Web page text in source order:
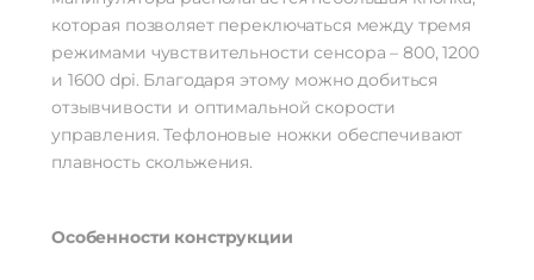
которая позволяет переключаться между тремя
режимами чувствительности сенсора – 800, 1200
и 1600 dpi. Благодаря этому можно добиться
отзывчивости и оптимальной скорости
управления. Тефлоновые ножки обеспечивают
плавность скольжения.
Особенности конструкции